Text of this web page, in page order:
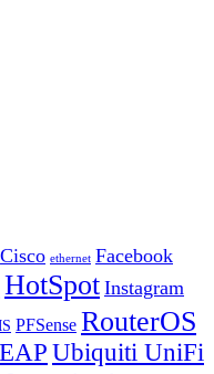
Cisco ethernet Facebook
HotSpot Instagram
PFSense RouterOS
Ubiquiti UniFi